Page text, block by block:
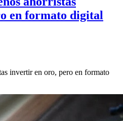
en formato digital
invertir en oro, pero en formato